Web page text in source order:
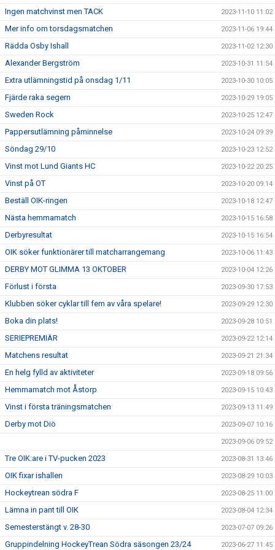
Ingen matchvinst men TACK 2023-11-10 11:02
Mer info om torsdagsmatchen 2023-11-06 19:44
Rädda Osby Ishall 2023-11-02 12:30
Alexander Bergström 2023-10-31 11:54
Extra utlämningstid på onsdag 1/11 2023-10-30 10:05
Fjärde raka segern 2023-10-29 19:05
Sweden Rock 2023-10-25 12:47
Pappersutlämning påminnelse 2023-10-24 09:39
Söndag 29/10 2023-10-23 12:52
Vinst mot Lund Giants HC 2023-10-22 20:25
Vinst på OT 2023-10-20 09:14
Beställ OIK-ringen 2023-10-18 12:47
Nästa hemmamatch 2023-10-15 16:58
Derbyresultat 2023-10-15 16:54
OIK söker funktionärer till matcharrangemang 2023-10-06 11:43
DERBY MOT GLIMMA 13 OKTOBER 2023-10-04 12:26
Förlust i första 2023-09-30 17:53
Klubben söker cyklar till fem av våra spelare! 2023-09-29 12:30
Boka din plats! 2023-09-28 10:51
SERIEPREMIÄR 2023-09-22 12:14
Matchens resultat 2023-09-21 21:34
En helg fylld av aktiviteter 2023-09-18 09:56
Hemmamatch mot Åstorp 2023-09-15 10:43
Vinst i första träningsmatchen 2023-09-13 11:49
Derby mot Diö 2023-09-07 10:16
2023-09-06 09:52
Tre OIK:are i TV-pucken 2023 2023-08-31 13:46
OIK fixar ishallen 2023-08-29 10:03
Hockeytrean södra F 2023-08-25 11:00
Lämna in pant till OIK 2023-08-04 12:34
Semesterstängt v. 28-30 2023-07-07 09:26
Gruppindelning HockeyTrean Södra säsongen 23/24 2023-06-27 11:45